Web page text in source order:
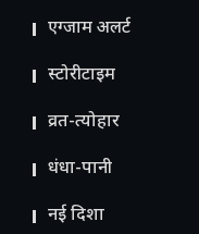
एग्जाम अलर्ट
स्टोरीटाइम
व्रत-त्योहार
धंधा-पानी
नई दिशा